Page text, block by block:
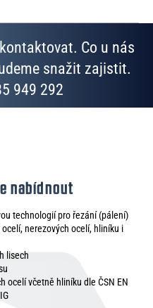
Co u nás
snažit zajistit.
949 292
nabídnout
technologií pro řezání (pálení)
nerezových ocelí, hliníku i
lisech
ocelí včetně hliníku dle ČSN EN